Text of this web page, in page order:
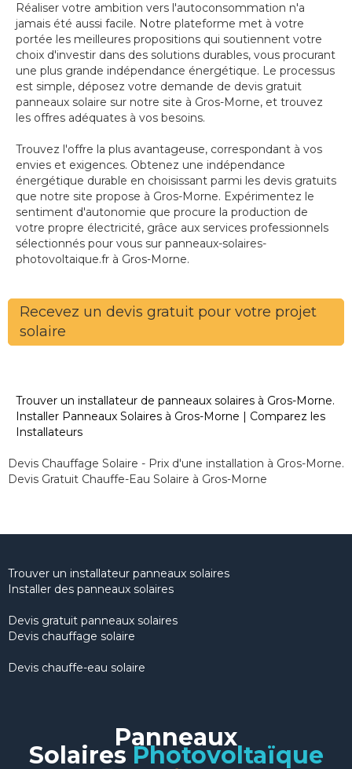
Réaliser votre ambition vers l'autoconsommation n'a
jamais été aussi facile. Notre plateforme met à votre
portée les meilleures propositions qui soutiennent votre
choix d'investir dans des solutions durables, vous procurant
une plus grande indépendance énergétique. Le processus
est simple, déposez votre demande de devis gratuit
panneaux solaire sur notre site à Gros-Morne, et trouvez
les offres adéquates à vos besoins.
Trouvez l'offre la plus avantageuse, correspondant à vos
envies et exigences. Obtenez une indépendance
énergétique durable en choisissant parmi les devis gratuits
que notre site propose à Gros-Morne. Expérimentez le
sentiment d'autonomie que procure la production de
votre propre électricité, grâce aux services professionnels
sélectionnés pour vous sur panneaux-solaires-
photovoltaique.fr à Gros-Morne.
Recevez un devis gratuit pour votre projet
solaire
Trouver un installateur de panneaux solaires à Gros-Morne.
Installer Panneaux Solaires à Gros-Morne | Comparez les
Installateurs
Devis Chauffage Solaire - Prix d'une installation à Gros-Morne.
Devis Gratuit Chauffe-Eau Solaire à Gros-Morne
Trouver un installateur panneaux solaires
Installer des panneaux solaires
Devis gratuit panneaux solaires
Devis chauffage solaire
Devis chauffe-eau solaire
Panneaux
Solaires Photovoltaïque